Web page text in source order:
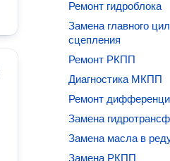
Ремонт гидроблока
Замена главного
сцепления
Ремонт РКПП
Диагностика МКПП
Ремонт
Замена
Замена масла в
Замена РКПП